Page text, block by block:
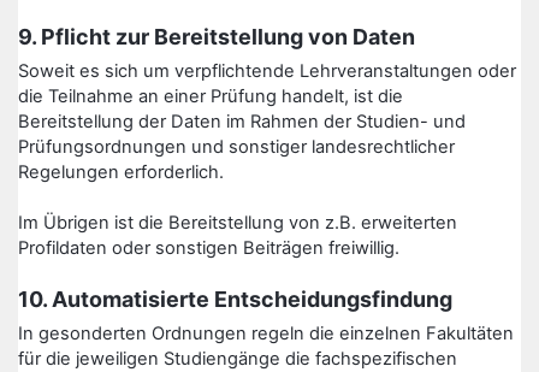
9. Pflicht zur Bereitstellung von Daten
Soweit es sich um verpflichtende Lehrveranstaltungen oder
die Teilnahme an einer Prüfung handelt, ist die
Bereitstellung der Daten im Rahmen der Studien- und
Prüfungsordnungen und sonstiger landesrechtlicher
Regelungen erforderlich.
Im Übrigen ist die Bereitstellung von z.B. erweiterten
Profildaten oder sonstigen Beiträgen freiwillig.
10. Automatisierte Entscheidungsfindung
In gesonderten Ordnungen regeln die einzelnen Fakultäten
für die jeweiligen Studiengänge die fachspezifischen